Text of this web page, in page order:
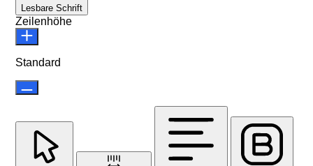
Lesbare Schrift
Zeilenhöhe
Standard